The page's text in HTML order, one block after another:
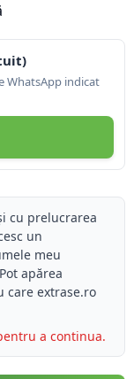
WhatsApp indicat
cu prelucrarea
un
meu
apărea
care extrase.ro
a continua.